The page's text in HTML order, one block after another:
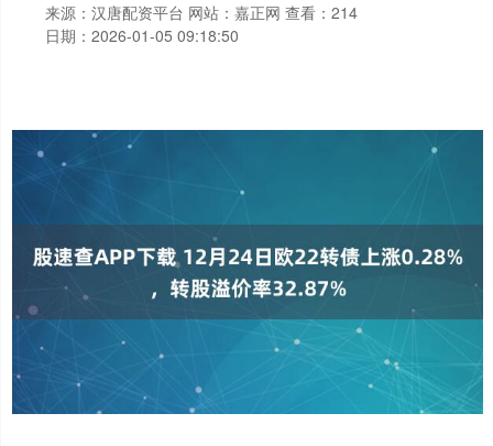
来源：汉唐配资平台 网站：嘉正网 查看：214
日期：2026-01-05 09:18:50